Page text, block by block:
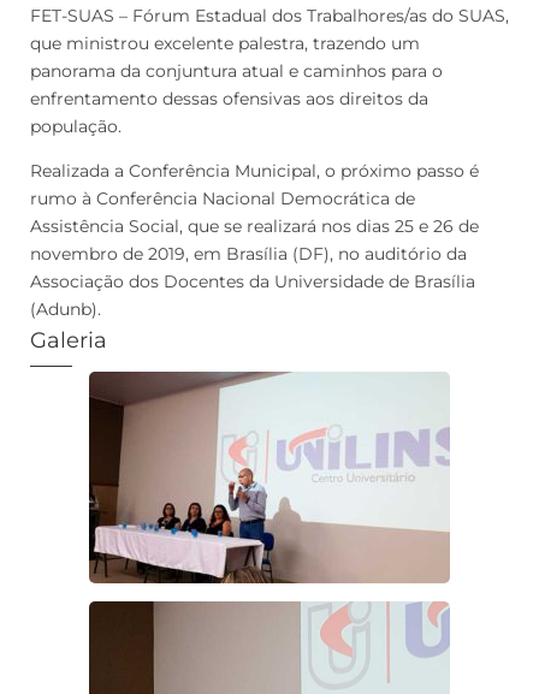
FET-SUAS – Fórum Estadual dos Trabalhores/as do SUAS,
que ministrou excelente palestra, trazendo um
panorama da conjuntura atual e caminhos para o
enfrentamento dessas ofensivas aos direitos da
população.
Realizada a Conferência Municipal, o próximo passo é
rumo à Conferência Nacional Democrática de
Assistência Social, que se realizará nos dias 25 e 26 de
novembro de 2019, em Brasília (DF), no auditório da
Associação dos Docentes da Universidade de Brasília
(Adunb).
Galeria